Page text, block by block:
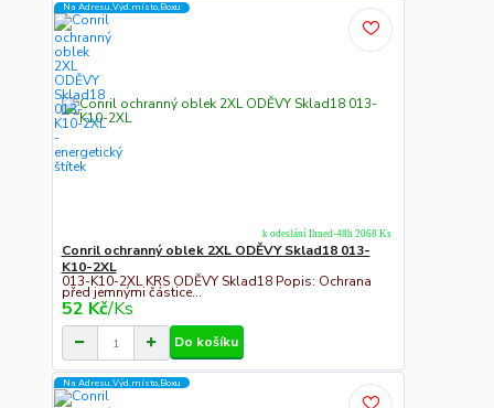
Na Adresu,Výd.místo,Boxu
Conril ochranný oblek 2XL ODĚVY Sklad18 013-
K10-2XL
013-K10-2XL KRS ODĚVY Sklad18 Popis: Ochrana
před jemnými částice...
52 Kč/Ks
k odeslání Ihned-48h 2068 Ks
Do košíku
Na Adresu,Výd.místo,Boxu